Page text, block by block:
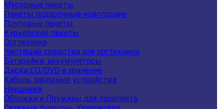
Мусорные пакеты
Пакеты подарочные новогодние
Почтовые пакеты
Курьерские пакеты
Оргтехника
Чистящие средства для оргтехники
Батарейки, аккумуляторы
Диски CD/DVD и хранение
Кабель, зарядные устройства
Наушники
Обложки и Пружины для переплета